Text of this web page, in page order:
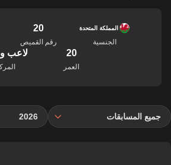
المملكة المتحدة
الجنسية
20
رقم القميص
20
العمر
لاعب
جميع المسابقات 2026